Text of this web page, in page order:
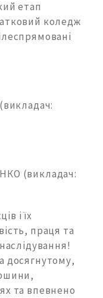
етап
коледж
(викладач:
і їх
праця та
досягнутому,
та впевнено